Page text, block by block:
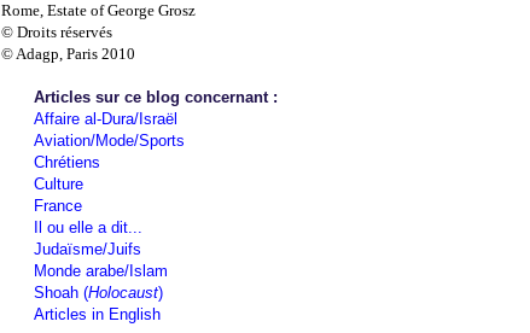
Rome, Estate of George Grosz
© Droits réservés
© Adagp, Paris 2010
Articles sur ce blog concernant :
Affaire al-Dura/Israël
Aviation/Mode/Sports
Chrétiens
Culture
France
Il ou elle a dit...
Judaïsme/Juifs
Monde arabe/Islam
Shoah (Holocaust)
Articles in English